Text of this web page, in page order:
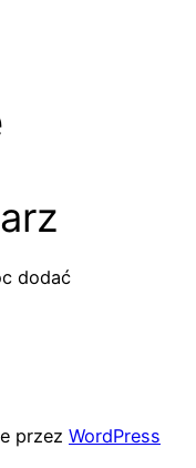
dodać
przez WordPress